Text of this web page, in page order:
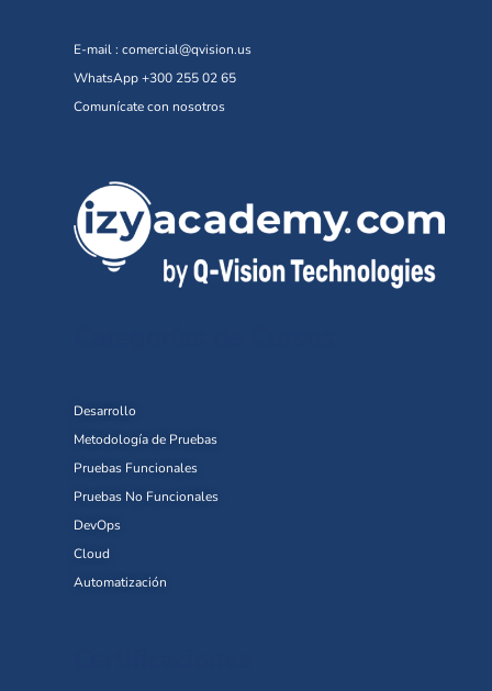
E-mail : comercial@qvision.us
WhatsApp +300 255 02 65
Comunícate con nosotros
Desarrollo
Metodología de Pruebas
Pruebas Funcionales
Pruebas No Funcionales
DevOps
Cloud
Automatización